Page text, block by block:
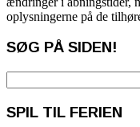
oplysningerne på de
SØG PÅ SIDEN!
efter:
SPIL TIL FERIEN